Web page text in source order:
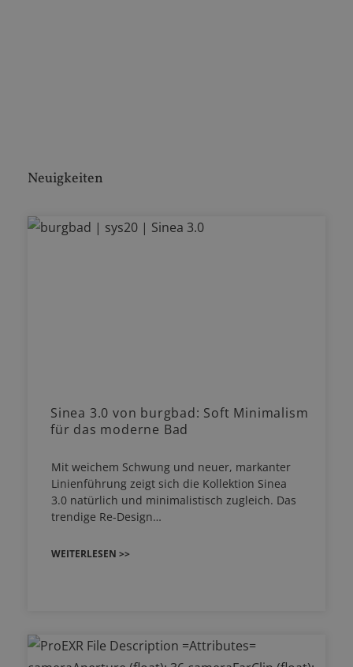
Neuigkeiten
Sinea 3.0 von burgbad: Soft Minimalism
für das moderne Bad
Mit weichem Schwung und neuer, markanter
Linienführung zeigt sich die Kollektion Sinea
3.0 natürlich und minimalistisch zugleich. Das
trendige Re-Design…
WEITERLESEN >>